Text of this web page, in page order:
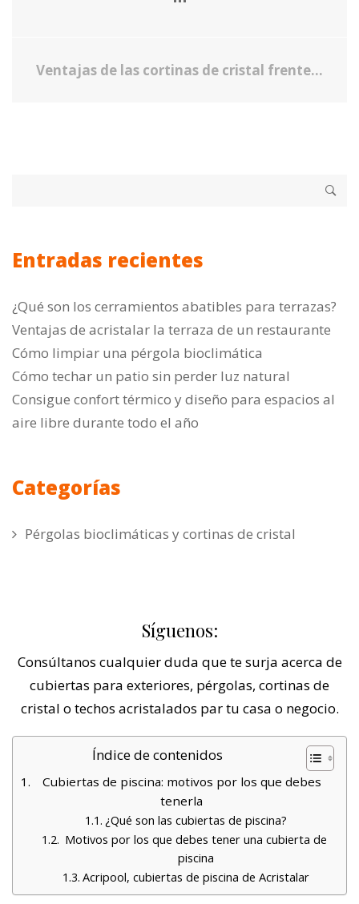
Ventajas de las cortinas de cristal frente a cerramientos clásicos
Entradas recientes
¿Qué son los cerramientos abatibles para terrazas?
Ventajas de acristalar la terraza de un restaurante
Cómo limpiar una pérgola bioclimática
Cómo techar un patio sin perder luz natural
Consigue confort térmico y diseño para espacios al
aire libre durante todo el año
Categorías
Pérgolas bioclimáticas y cortinas de cristal
Síguenos:
Consúltanos cualquier duda que te surja acerca de
cubiertas para exteriores, pérgolas, cortinas de
cristal o techos acristalados par tu casa o negocio.
Índice de contenidos
Cubiertas de piscina: motivos por los que debes
tenerla
¿Qué son las cubiertas de piscina?
Motivos por los que debes tener una cubierta de
piscina
Acripool, cubiertas de piscina de Acristalar